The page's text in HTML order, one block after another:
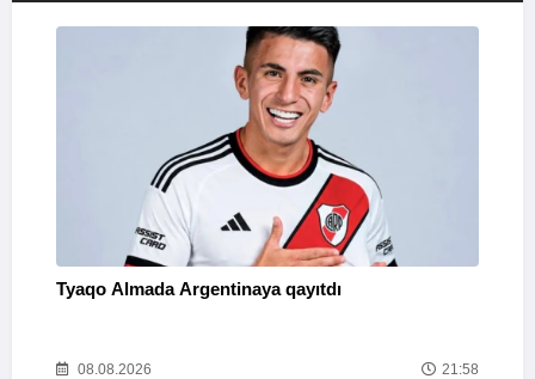
Tyaqo Almada Argentinaya qayıtdı
08.08.2026 21:58